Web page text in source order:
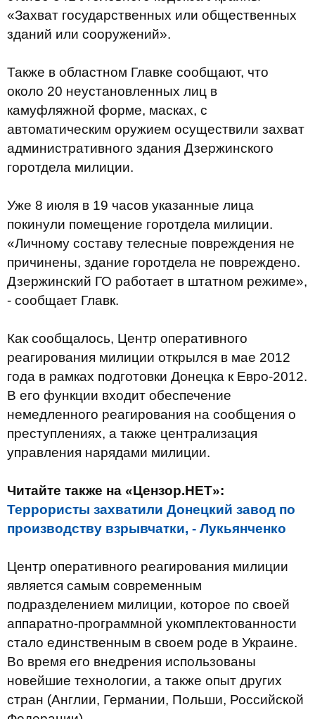
«Захват государственных или общественных
зданий или сооружений».
Также в областном Главке сообщают, что
около 20 неустановленных лиц в
камуфляжной форме, масках, с
автоматическим оружием осуществили захват
административного здания Дзержинского
горотдела милиции.
Уже 8 июля в 19 часов указанные лица
покинули помещение горотдела милиции.
«Личному составу телесные повреждения не
причинены, здание горотдела не повреждено.
Дзержинский ГО работает в штатном режиме»,
- сообщает Главк.
Как сообщалось, Центр оперативного
реагирования милиции открылся в мае 2012
года в рамках подготовки Донецка к Евро-2012.
В его функции входит обеспечение
немедленного реагирования на сообщения о
преступлениях, а также централизация
управления нарядами милиции.
Читайте также на «Цензор.НЕТ»:
Террористы захватили Донецкий завод по
производству взрывчатки, - Лукьянченко
Центр оперативного реагирования милиции
является самым современным
подразделением милиции, которое по своей
аппаратно-программной укомплектованности
стало единственным в своем роде в Украине.
Во время его внедрения использованы
новейшие технологии, а также опыт других
стран (Англии, Германии, Польши, Российской